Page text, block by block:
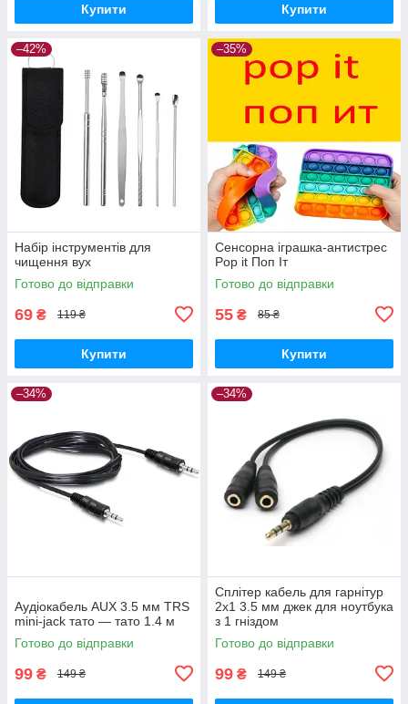
Купити Купити
–42%
Набір інструментів для
чищення вух
Готово до відправки
69 ₴ 119 ₴
Купити
–35%
Сенсорна іграшка-антистрес
Pop it Поп Іт
Готово до відправки
55 ₴ 85 ₴
Купити
–34%
Аудіокабель AUX 3.5 мм TRS
mini-jack тато — тато 1.4 м
Готово до відправки
99 ₴ 149 ₴
–34%
Сплітер кабель для гарнітур
2x1 3.5 мм джек для ноутбука
з 1 гніздом
Готово до відправки
99 ₴ 149 ₴